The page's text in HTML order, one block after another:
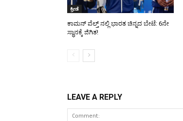
ಕ್ರೀಡೆ
ಕಾಮನ್ ವೆಲ್ತ್ ನಲ್ಲಿ ಭಾರತ ಚಿನ್ನದ ಬೇಟೆ: 6ನೇ
ಸ್ಥಾನಕ್ಕೆ ಜಿಗಿತ!
LEAVE A REPLY